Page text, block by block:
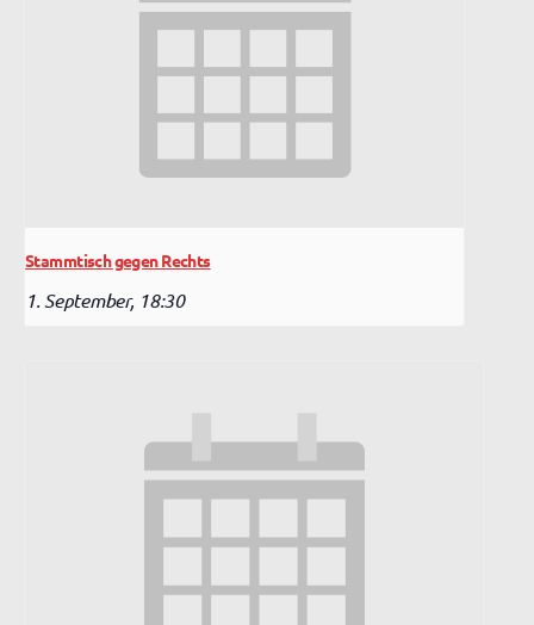
Stammtisch gegen Rechts
1. September, 18:30